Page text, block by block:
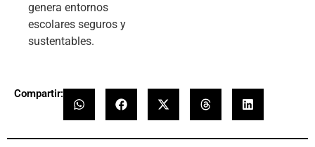
genera entornos
escolares seguros y
sustentables.
Compartir: